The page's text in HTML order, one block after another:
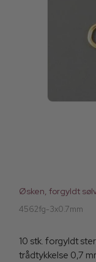
Øsken, forgyldt
4562fg-3x0.7mm
10 stk. forgyldt
trådtykkelse 0,7